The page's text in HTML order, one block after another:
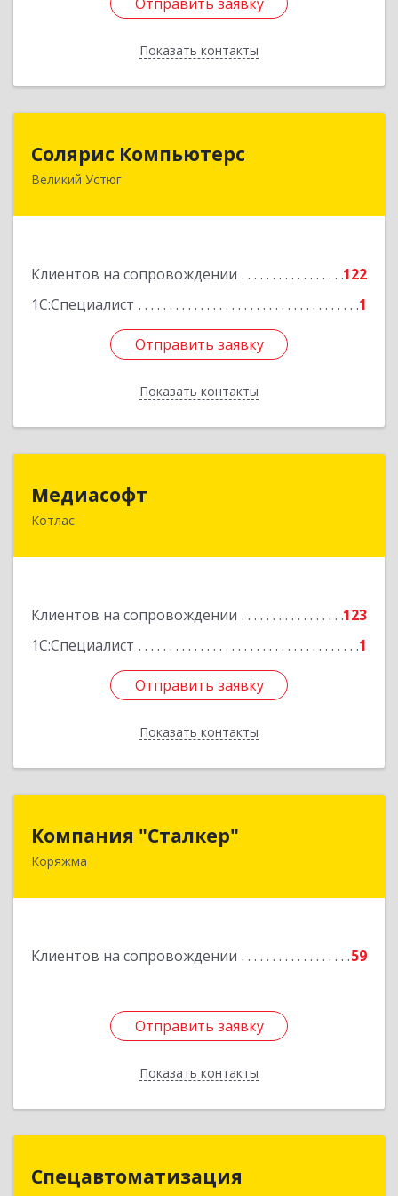
Показать контакты
Назад
Солярис Компьютерс
Великий Устюг
Клиентов на сопровождении
122
1С:Специалист
1
Отправить заявку
Показать контакты
162390, Вологодская обл, Великий Устюг г,
Отправить заявку
Назад
Медиасофт
Котлас
Клиентов на сопровождении
123
1С:Специалист
1
Отправить заявку
Показать контакты
Отправить заявку
Назад
Компания "Сталкер"
Коряжма
Клиентов на сопровождении 59
Отправить заявку
Показать контакты
Отправить заявку
Назад
Спецавтоматизация